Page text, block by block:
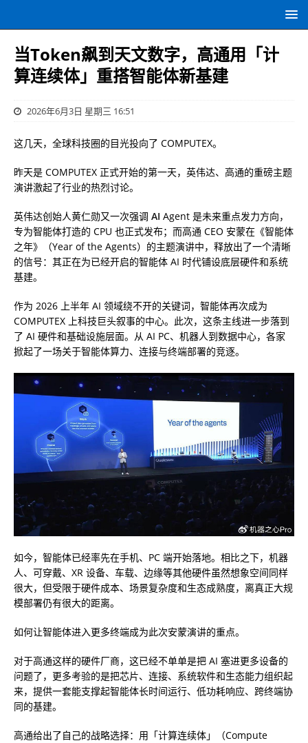
当Token飙到天文数字，高通用「计
算连续体」重搭智能体新基建
2026年6月3日 星期三 16:51
这几天，全球科技圈的目光投向了 COMPUTEX。
昨天是 COMPUTEX 正式开始的第一天，英伟达、高通的重磅主题
演讲激起了行业的热烈讨论。
英伟达创始人黄仁勋又一次强调 AI Agent 是未来重点发力方向，
专为智能体打造的 CPU 也正式发布；而高通 CEO 安蒙在《智能体
之年》（Year of the Agents）的主题演讲中，释放出了一个清晰
的信号： 其正在为已经开启的智能体 AI 时代铺设底层硬件和系统
基建。
作为 2026 上半年 AI 领域绕不开的关键词，智能体再次成为
COMPUTEX 上科技巨头叙事的中心。此次，这条主线进一步落到
了 AI 硬件和基础设施层面。从 AI PC、机器人到数据中心，各家
掀起了一场关于智能体算力、连接与终端部署的竞逐。
如今，智能体已经率先在手机、PC 端开始落地。相比之下，机器
人、可穿戴、XR 设备、车载、边缘等其他硬件虽然想象空间同样
很大，但受限于硬件成本、场景复杂度和生态成熟度，离真正大规
模部署仍有很大的距离。
如何让智能体进入更多终端成为此次安蒙演讲的重点。
对于高通这样的硬件厂商，这已经不单单是把 AI 塞进更多设备的
问题了，更多考验的是把芯片、连接、系统软件和生态能力组织起
来，提供一套能支撑起智能体长时间运行、低功耗响应、跨终端协
同的基建。
高通给出了自己的战略选择： 用「计算连续体」（Compute